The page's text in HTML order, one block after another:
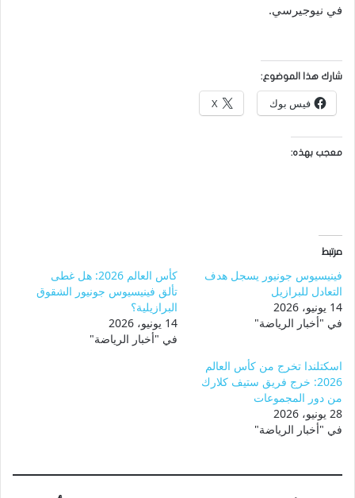
في نيوجيرسي.
شارك هذا الموضوع:
فيس بوك X
معجب بهذه:
مرتبط
فينيسيوس جونيور يسجل هدف
التعادل للبرازيل
14 يونيو، 2026
في "أخبار الرياضة"
كأس العالم 2026: هل غطى
تألق فينيسيوس جونيور الشقوق
البرازيلية؟
14 يونيو، 2026
في "أخبار الرياضة"
اسكتلندا تخرج من كأس العالم
2026: خرج فريق ستيف كلارك
من دور المجموعات
28 يونيو، 2026
في "أخبار الرياضة"